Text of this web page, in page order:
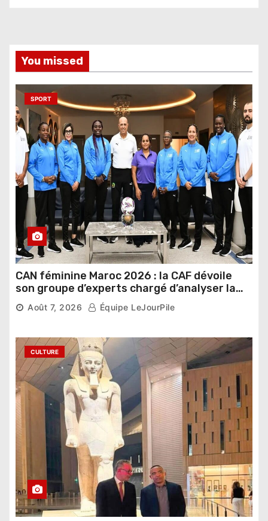
You missed
SPORT
CAN féminine Maroc 2026 : la CAF dévoile
son groupe d’experts chargé d’analyser la
compétition
Août 7, 2026 Équipe LeJourPile
CULTURE